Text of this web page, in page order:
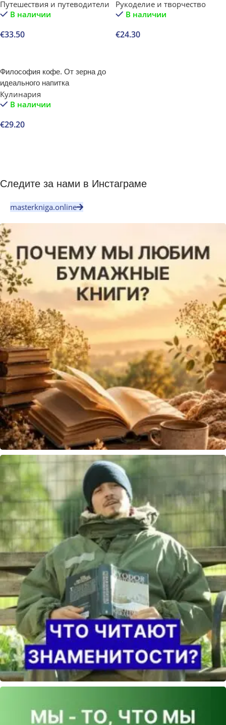
планеты, в которых нужно
побывать
Путешествия и путеводители
В наличии
€33.50
Рукоделие и творчество
В наличии
€24.30
Философия кофе. От зерна до
идеального напитка
Кулинария
В наличии
€29.20
Следите за нами в Инстаграме
masterkniga.online